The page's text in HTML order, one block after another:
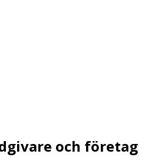
och företag